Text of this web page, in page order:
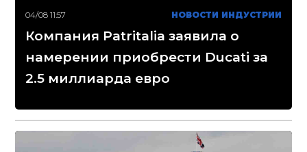
04/08 11:57 НОВОСТИ ИНДУСТРИИ
Компания Patritalia заявила о
намерении приобрести Ducati за
2.5 миллиарда евро